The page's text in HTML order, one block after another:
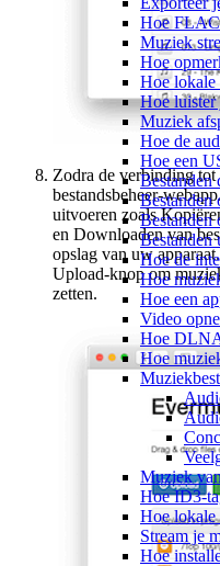
Hoe FLAC
Muziek
Hoe
Hoe lokale
Hoe luister
Muziek
Hoe de
Hoe een
Bestanden
Bestanden
Bestanden
Bestanden
Hoe de
Hoe
Hoe een
Video
Hoe
Hoe
Muziek
Hoe ID3-
Hoe lokale
Stream je
Hoe
Zodra de verbinding tot
bestandsbeheer-
uitvoeren zoals
en Downloaden van
opslag van uw
Upload-knop om
zetten.